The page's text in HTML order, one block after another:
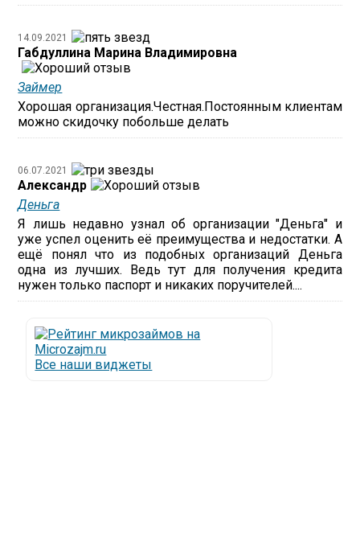
14.09.2021
Габдуллина Марина Владимировна
Займер
Хорошая организация.Честная.Постоянным клиентам
можно скидочку побольше делать
06.07.2021
Александр
Деньга
Я лишь недавно узнал об организации "Деньга" и
уже успел оценить её преимущества и недостатки. А
ещё понял что из подобных организаций Деньга
одна из лучших. Ведь тут для получения кредита
нужен только паспорт и никаких поручителей....
Все наши виджеты